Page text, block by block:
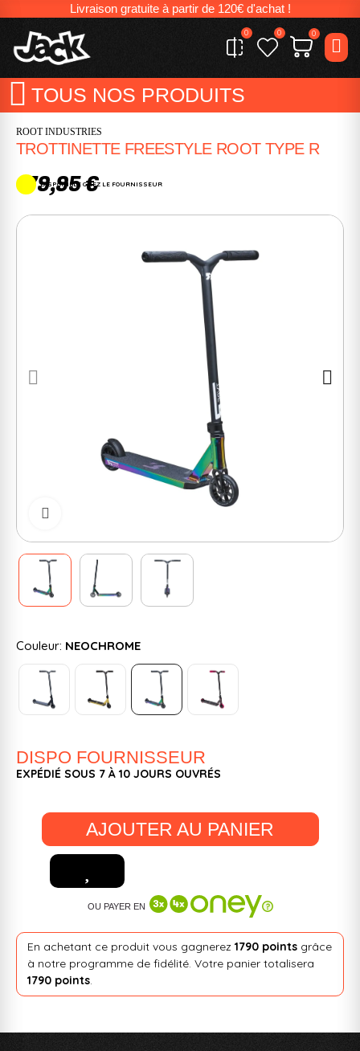
Livraison gratuite à partir de 120€ d'achat !
0 0 0
TOUS NOS PRODUITS
ROOT INDUSTRIES
TROTTINETTE FREESTYLE ROOT TYPE R
179,95 €
DISPONIBLE CHEZ LE FOURNISSEUR
Couleur: NEOCHROME
DISPO FOURNISSEUR
EXPÉDIÉ SOUS 7 À 10 JOURS OUVRÉS
AJOUTER AU PANIER
OU PAYER EN
En achetant ce produit vous gagnerez 1790 pointsgrâce
à notre programme de fidélité. Votre panier totalisera
1790 points.